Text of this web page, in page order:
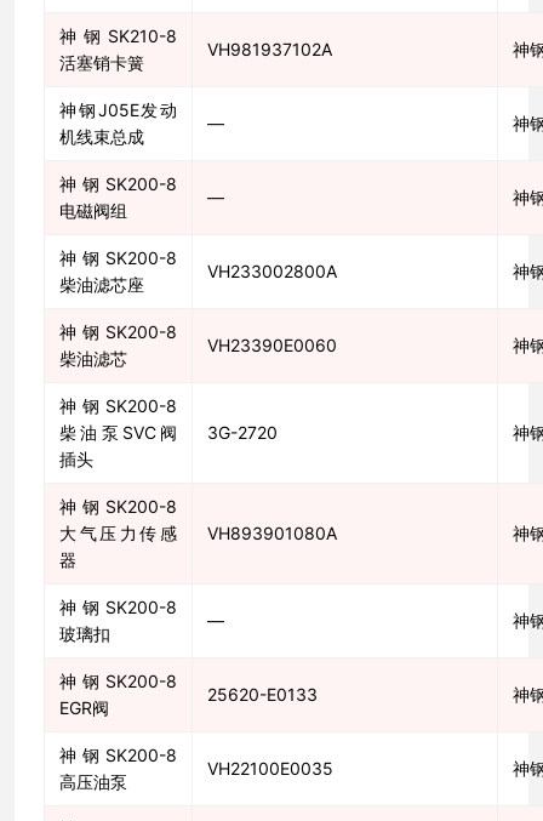
神钢SK210-8
活塞销卡簧
VH981937102A 神
神钢J05E发动
机线束总成
— 神
神钢SK200-8
电磁阀组
— 神
神钢SK200-8
柴油滤芯座
VH233002800A 神
神钢SK200-8
柴油滤芯
VH23390E0060 神
神钢SK200-8
柴油泵SVC阀
插头
3G-2720 神
神钢SK200-8
大气压力传感
器
VH893901080A 神
神钢SK200-8
玻璃扣
— 神
神钢SK200-8
EGR阀
25620-E0133 神
神钢SK200-8
高压油泵
VH22100E0035 神